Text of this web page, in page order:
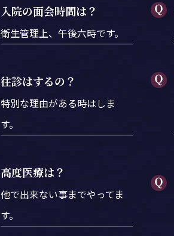
入院の面会時間は？
衛生管理上、午後六時です。
往診はするの？
特別な理由がある時はしま
す。
高度医療は？
他で出来ない事までやってま
す。